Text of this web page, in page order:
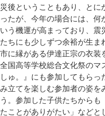
災後ということもあり、とに
ったが、今年の場合には、何
いう機運が高まっており、震
たちにも少しずつ余裕が生ま
市に縁がある伊達正宗の衣装
全国高等学校総合文化祭のマ
しゅ。』にも参加してもらっ
み立てを楽しむ参加者の姿を
う。参加した子供たちから
たことがありがたい」などと